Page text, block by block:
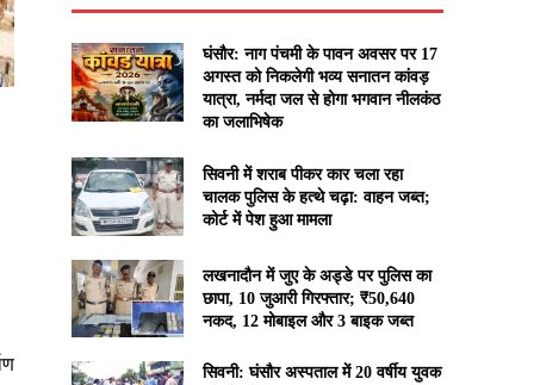
घंसौर: नाग पंचमी के पावन अवसर पर 17
अगस्त को निकलेगी भव्य सनातन कांवड़
यात्रा, नर्मदा जल से होगा भगवान नीलकंठ
का जलाभिषेक
सिवनी में शराब पीकर कार चला रहा
चालक पुलिस के हत्थे चढ़ा: वाहन जब्त;
कोर्ट में पेश हुआ मामला
लखनादौन में जुए के अड्डे पर पुलिस का
छापा, 10 जुआरी गिरफ्तार; ₹50,640
नकद, 12 मोबाइल और 3 बाइक जब्त
सिवनी: घंसौर अस्पताल में 20 वर्षीय युवक